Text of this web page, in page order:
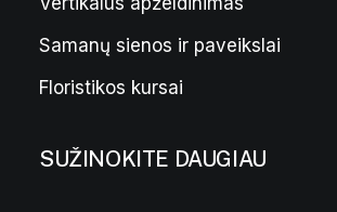
Samanų sienos ir paveikslai
Floristikos kursai
SUŽINOKITE DAUGIAU